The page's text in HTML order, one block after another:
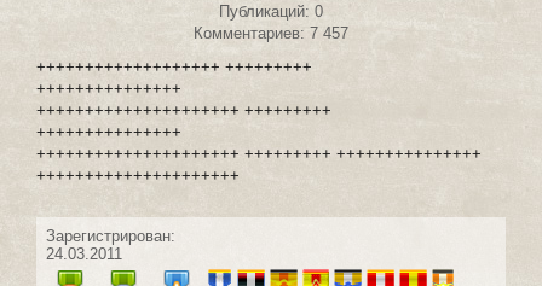
Публикаций: 0
Комментариев: 7 457
+++++++++++++++++++ +++++++++
+++++++++++++++
+++++++++++++++++++++ +++++++++
+++++++++++++++
+++++++++++++++++++++ +++++++++ +++++++++++++++
+++++++++++++++++++++
Зарегистрирован:
24.03.2011